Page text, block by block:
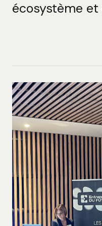
écosystème